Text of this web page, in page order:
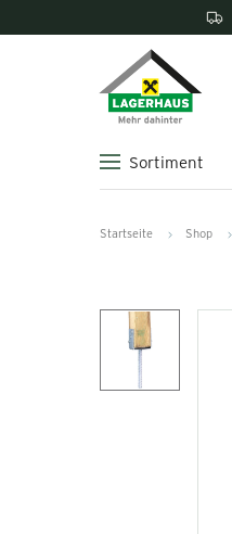
Sortiment
Startseite Shop